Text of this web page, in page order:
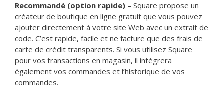
Recommandé (option rapide) – Square propose un
créateur de boutique en ligne gratuit que vous pouvez
ajouter directement à votre site Web avec un extrait de
code. C’est rapide, facile et ne facture que des frais de
carte de crédit transparents. Si vous utilisez Square
pour vos transactions en magasin, il intégrera
également vos commandes et l’historique de vos
commandes.